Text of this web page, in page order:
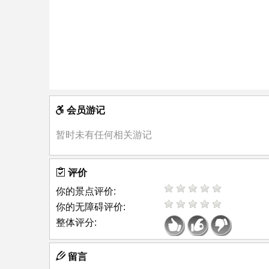
会员游记
暂时未有任何相关游记
评价
你的景点评价:
你的无障碍评价:
整体评分:
留言